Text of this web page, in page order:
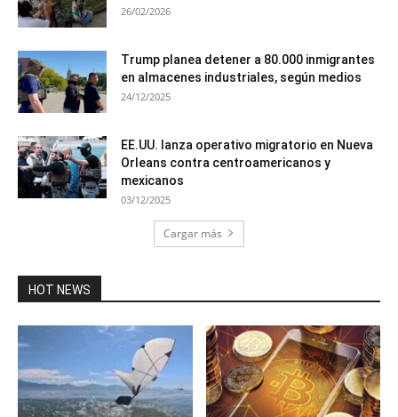
26/02/2026
Trump planea detener a 80.000 inmigrantes
en almacenes industriales, según medios
24/12/2025
EE.UU. lanza operativo migratorio en Nueva
Orleans contra centroamericanos y
mexicanos
03/12/2025
Cargar más
HOT NEWS